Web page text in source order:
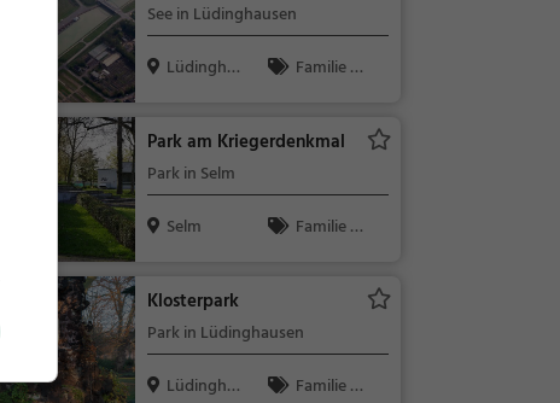
See in Lüdinghausen
Lüdingha
Familie &
Park am Kriegerdenkmal
Park in Selm
Selm
Familie &
Klosterpark
Park in Lüdinghausen
Lüdingha
Familie &